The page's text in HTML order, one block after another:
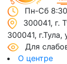
Пн-Сб
300041, г.
300041, г.Тула,
Для
О центре